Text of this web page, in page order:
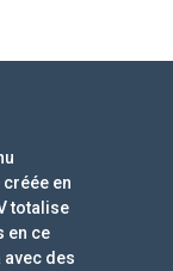
créée en
totalise
en ce
avec des